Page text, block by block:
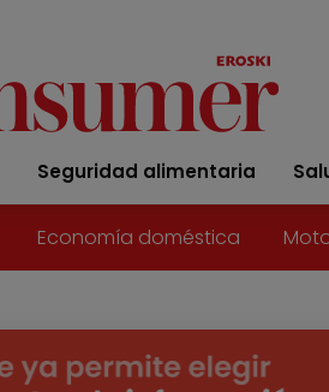
Seguridad alimentaria
Economía doméstica